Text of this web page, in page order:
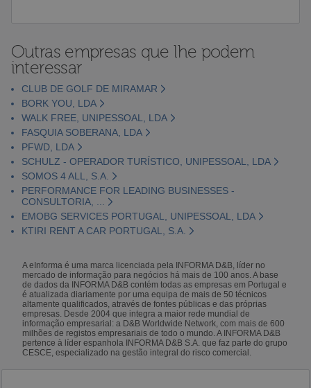
Outras empresas que lhe podem
interessar
CLUB DE GOLF DE MIRAMAR
BORK YOU, LDA
WALK FREE, UNIPESSOAL, LDA
FASQUIA SOBERANA, LDA
PFWD, LDA
SCHULZ - OPERADOR TURÍSTICO, UNIPESSOAL, LDA
SOMOS 4 ALL, S.A.
PERFORMANCE FOR LEADING BUSINESSES -
CONSULTORIA, ...
EMOBG SERVICES PORTUGAL, UNIPESSOAL, LDA
KTIRI RENT A CAR PORTUGAL, S.A.
A eInforma é uma marca licenciada pela INFORMA D&B, líder no
mercado de informação para negócios há mais de 100 anos. A base
de dados da INFORMA D&B contém todas as empresas em Portugal e
é atualizada diariamente por uma equipa de mais de 50 técnicos
altamente qualificados, através de fontes públicas e das próprias
empresas. Desde 2004 que integra a maior rede mundial de
informação empresarial: a D&B Worldwide Network, com mais de 600
milhões de registos empresariais de todo o mundo. A INFORMA D&B
pertence à líder espanhola INFORMA D&B S.A. que faz parte do grupo
CESCE, especializado na gestão integral do risco comercial.